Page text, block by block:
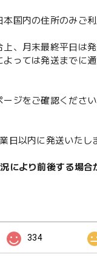
本国内の住所のみご
、月末最終平日は発
っては発送までに
ジをご確認ください
日以内に発送いたし
により前後する場合
334